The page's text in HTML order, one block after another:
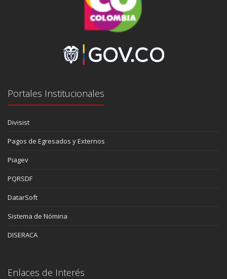
Portales Institucionales
Divisist
Pagos de Egresados y Externos
Piagev
PQRSDF
DatarSoft
Sistema de Nómina
DISERACA
Enlaces de Interés